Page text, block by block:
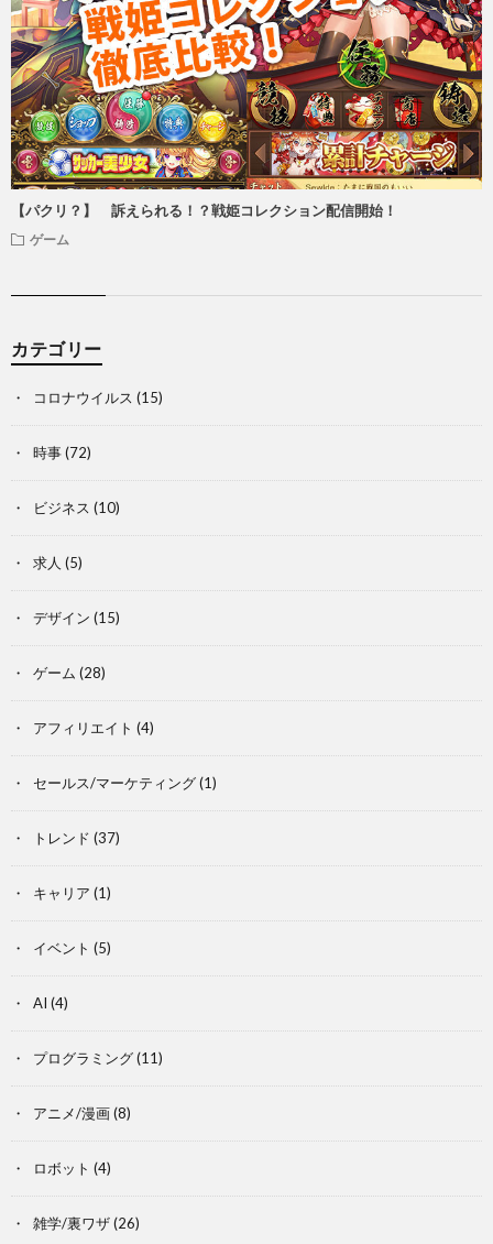
【パクリ？】 訴えられる！？戦姫コレクション配信開始！
ゲーム
カテゴリー
コロナウイルス (15)
時事(72)
ビジネス (10)
求人 (5)
デザイン (15)
ゲーム (28)
アフィリエイト (4)
セールス/マーケティング(1)
トレンド (37)
キャリア (1)
イベント (5)
AI (4)
プログラミング(11)
アニメ/漫画(8)
ロボット (4)
雑学/裏ワザ(26)